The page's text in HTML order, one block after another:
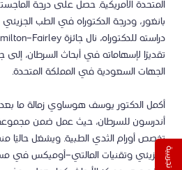
المتحدة الأمريكية. حصل على درجة
بانغور، ودرجة الدكتوراه في الطب
تقديرًا لإسهاماته في أبحاث السرطان، إلى
الجهات السعودية في المملكة المتحدة.
أكمل الدكتور يوسف هوساوي زمالة ما
أندرسون للسرطان، حيث عمل ضمن
تخصص أورام الثدي الطبية. ويشغل حاليًا
الجزيئي وتقنيات المالتي-أوميكس